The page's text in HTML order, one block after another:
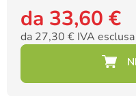
da 33,60 €
da 27,30 € IVA esclusa
Prezzo della misura: